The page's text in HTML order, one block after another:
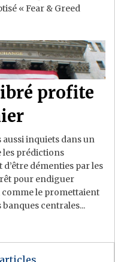
« Fear & Greed
profite
inquiets dans un
les prédictions
démenties par les
pour endiguer
comme le promettaient
centrales...